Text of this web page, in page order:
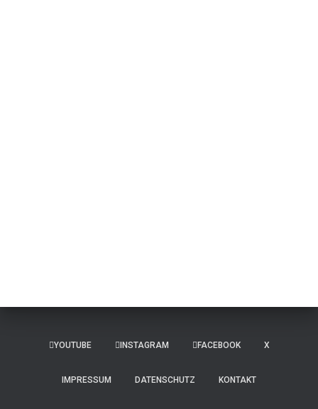
YOUTUBE INSTAGRAM FACEBOOK X
IMPRESSUM DATENSCHUTZ KONTAKT